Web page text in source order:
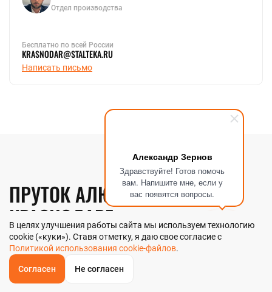
Александр Зернов
Здравствуйте! Готов помочь
вам. Напишите мне, если у
вас появятся вопросы.
ОБРАТНЫЙЗВОНОК
Отдел производства
Бесплатно по всей России
KRASNODAR@STALTEKA.RU
Написать письмо
ПРУТОК АЛЮМИНИЕВЫЙ В
КРАСНОДАРЕ
Компания «Стальтека» — поставщик металлопроката с
собственным складом и производством в Краснодаре. В
наличии более 130 видов металлопроката и 70 наименований
металлоизделий — черный, цветной и нержавеющий прокат
Главная
В целях улучшения работы сайта мы используем технологию
cookie («куки»). Ставя отметку, я даю свое согласие с
Политикой использования cookie-файлов.
Согласен Не согласен